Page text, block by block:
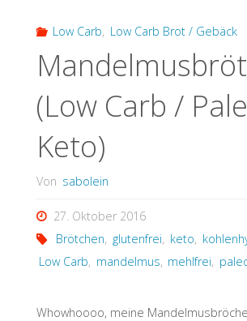
Low Carb, Low Carb Brot / Gebäck
(Low Carb /
Keto)
Von sabolein
27. Oktober 2016
Brötchen, glutenfrei, keto,
Low Carb, mandelmus, mehlfrei,
Whowhoooo, meine